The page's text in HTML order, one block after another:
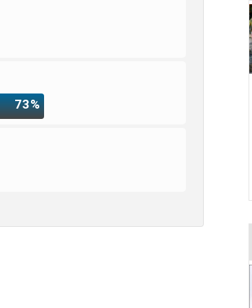
73%